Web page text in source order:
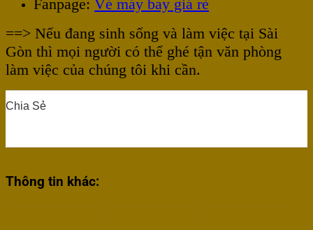
Fanpage: Vé máy bay giá rẻ
==> Nếu đang sinh sống và làm việc tại Sài
Gòn thì mọi người có thể ghé tận văn phòng
làm việc của chúng tôi khi cần.
Chia Sẻ
Thông tin khác: